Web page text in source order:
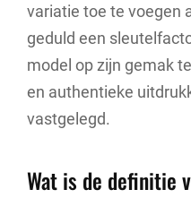
variatie toe te voegen
geduld een
model op zijn gemak
en authentieke
vastgelegd.
Wat is de definitie